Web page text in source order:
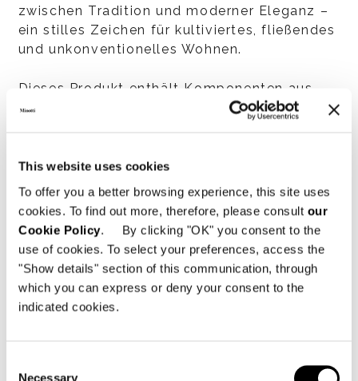
This website uses cookies
To offer you a better browsing experience, this site uses
cookies. To find out more, therefore, please consult our
Cookie Policy. By clicking "OK" you consent to the
use of cookies. To select your preferences, access the
"Show details" section of this communication, through
which you can express or deny your consent to the
indicated cookies.
Necessary
zwischen Tradition und moderner Eleganz –
ein stilles Zeichen für kultiviertes, fließendes
und unkonventionelles Wohnen.
Dieses Produkt enthält Komponenten aus
FSC